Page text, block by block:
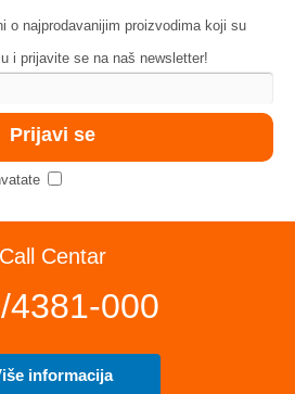
o najprodavanijim proizvodima koji su
i prijavite se na naš newsletter!
Call Centar
4381-000
informacija